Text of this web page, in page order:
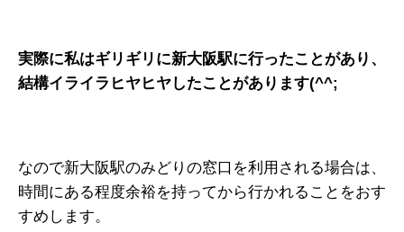
実際に私はギリギリに新大阪駅に行ったことがあり、
結構イライラヒヤヒヤしたことがあります(^^;
なので新大阪駅のみどりの窓口を利用される場合は、
時間にある程度余裕を持ってから行かれることをおす
すめします。